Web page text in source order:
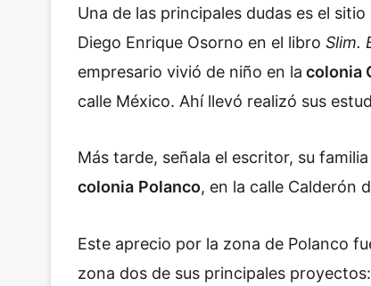
Una de las principales dudas es el
Diego Enrique Osorno en el libro Slim.
empresario vivió de niño en la colonia
calle México. Ahí llevó realizó sus
Más tarde, señala el escritor, su
colonia Polanco, en la calle Calderón
Este aprecio por la zona de Polanco
zona dos de sus principales